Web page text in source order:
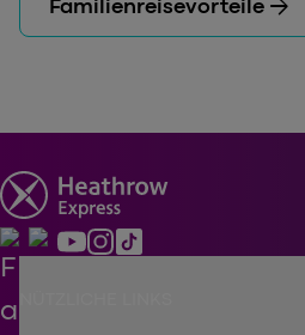
Familienreisevorteile arrow_forward